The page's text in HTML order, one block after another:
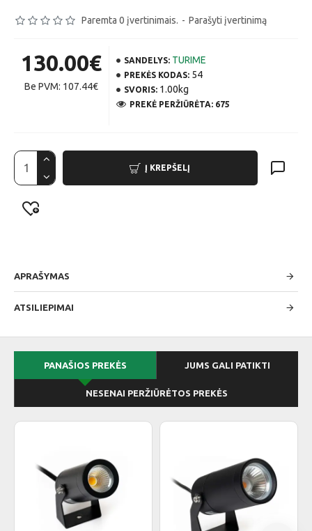
Paremta 0 įvertinimais. - Parašyti įvertinimą
130.00€
Be PVM: 107.44€
SANDELYS: TURIME
PREKĖS KODAS: 54
SVORIS: 1.00kg
PREKĖ PERŽIŪRĖTA: 675
Į KREPŠELĮ
APRAŠYMAS
ATSILIEPIMAI
PANAŠIOS PREKĖS JUMS GALI PATIKTI
NESENAI PERŽIŪRĖTOS PREKĖS